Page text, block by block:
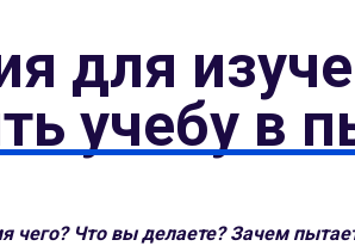
для
учебу в
чего? Что вы делаете? Зачем